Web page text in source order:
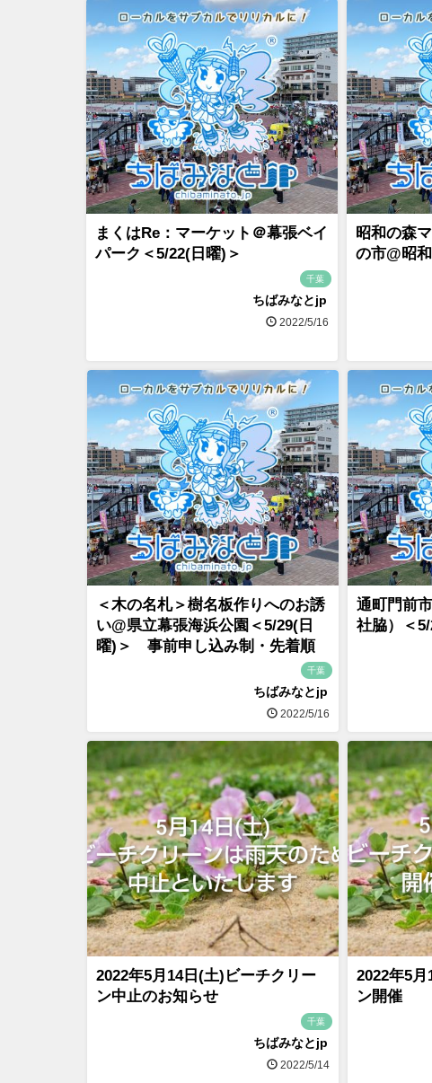
まくはRe：マーケット＠幕張ベイ
パーク＜5/22(日曜)＞
千葉
ちばみなとjp
2022/5/16
昭和の森
の市@昭
＜木の名札＞樹名板作りへのお誘
い@県立幕張海浜公園＜5/29(日
曜)＞ 事前申し込み制・先着順
千葉
ちばみなとjp
2022/5/16
通町門前
社脇）＜
2022年5月14日(土)ビーチクリー
ン中止のお知らせ
千葉
ちばみなとjp
2022/5/14
2022年5
ン開催